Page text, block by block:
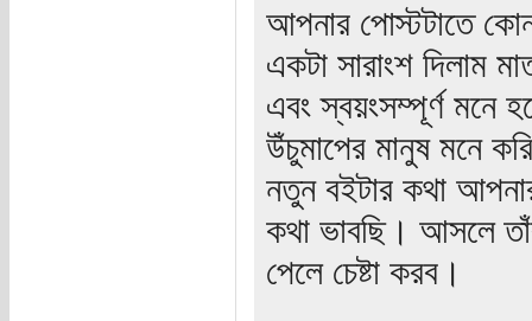
আপনার পোস্টটাতে
একটা সারাংশ দিলাম
এবং স্বয়ংসম্পূর্ণ
উঁচুমাপের মানুষ মনে
নতুন বইটার কথা
কথা ভাবছি। আসলে
পেলে চেষ্টা করব।